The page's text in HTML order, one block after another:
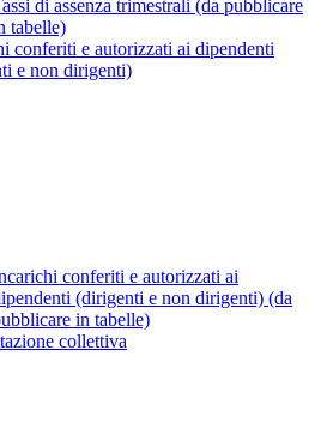
di assenza trimestrali (da pubblicare
tabelle)
conferiti e autorizzati ai dipendenti
e non dirigenti)
conferiti e autorizzati ai
(dirigenti e non dirigenti) (da
in tabelle)
collettiva